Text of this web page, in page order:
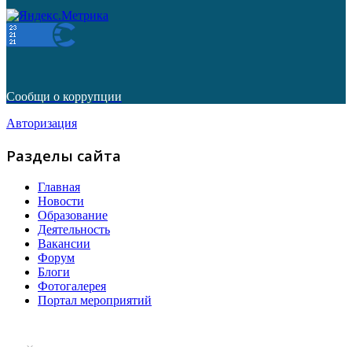
Сообщи о коррупции
Авторизация
Разделы сайта
Главная
Новости
Образование
Деятельность
Вакансии
Форум
Блоги
Фотогалерея
Портал мероприятий